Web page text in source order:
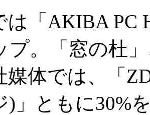
「AKIBA PC
プ。「窓の杜
媒体では、「
)」ともに30%